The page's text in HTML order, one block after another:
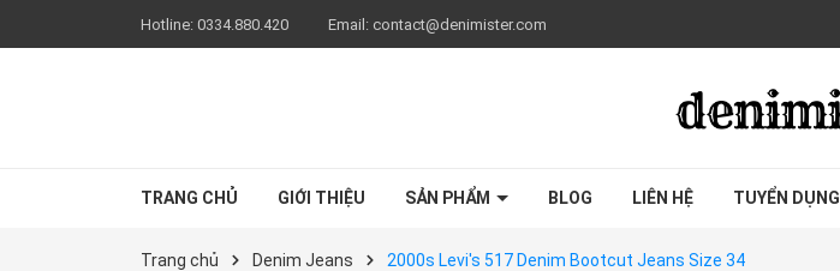
Hotline: 0334.880.420 Email: contact@denimister.com
TRANG CHỦ GIỚI THIỆU SẢN PHẨM BLOG LIÊN HỆ TUYỂN DỤNG
Trang chủ Denim Jeans 2000s Levi's 517 Denim Bootcut Jeans Size 34